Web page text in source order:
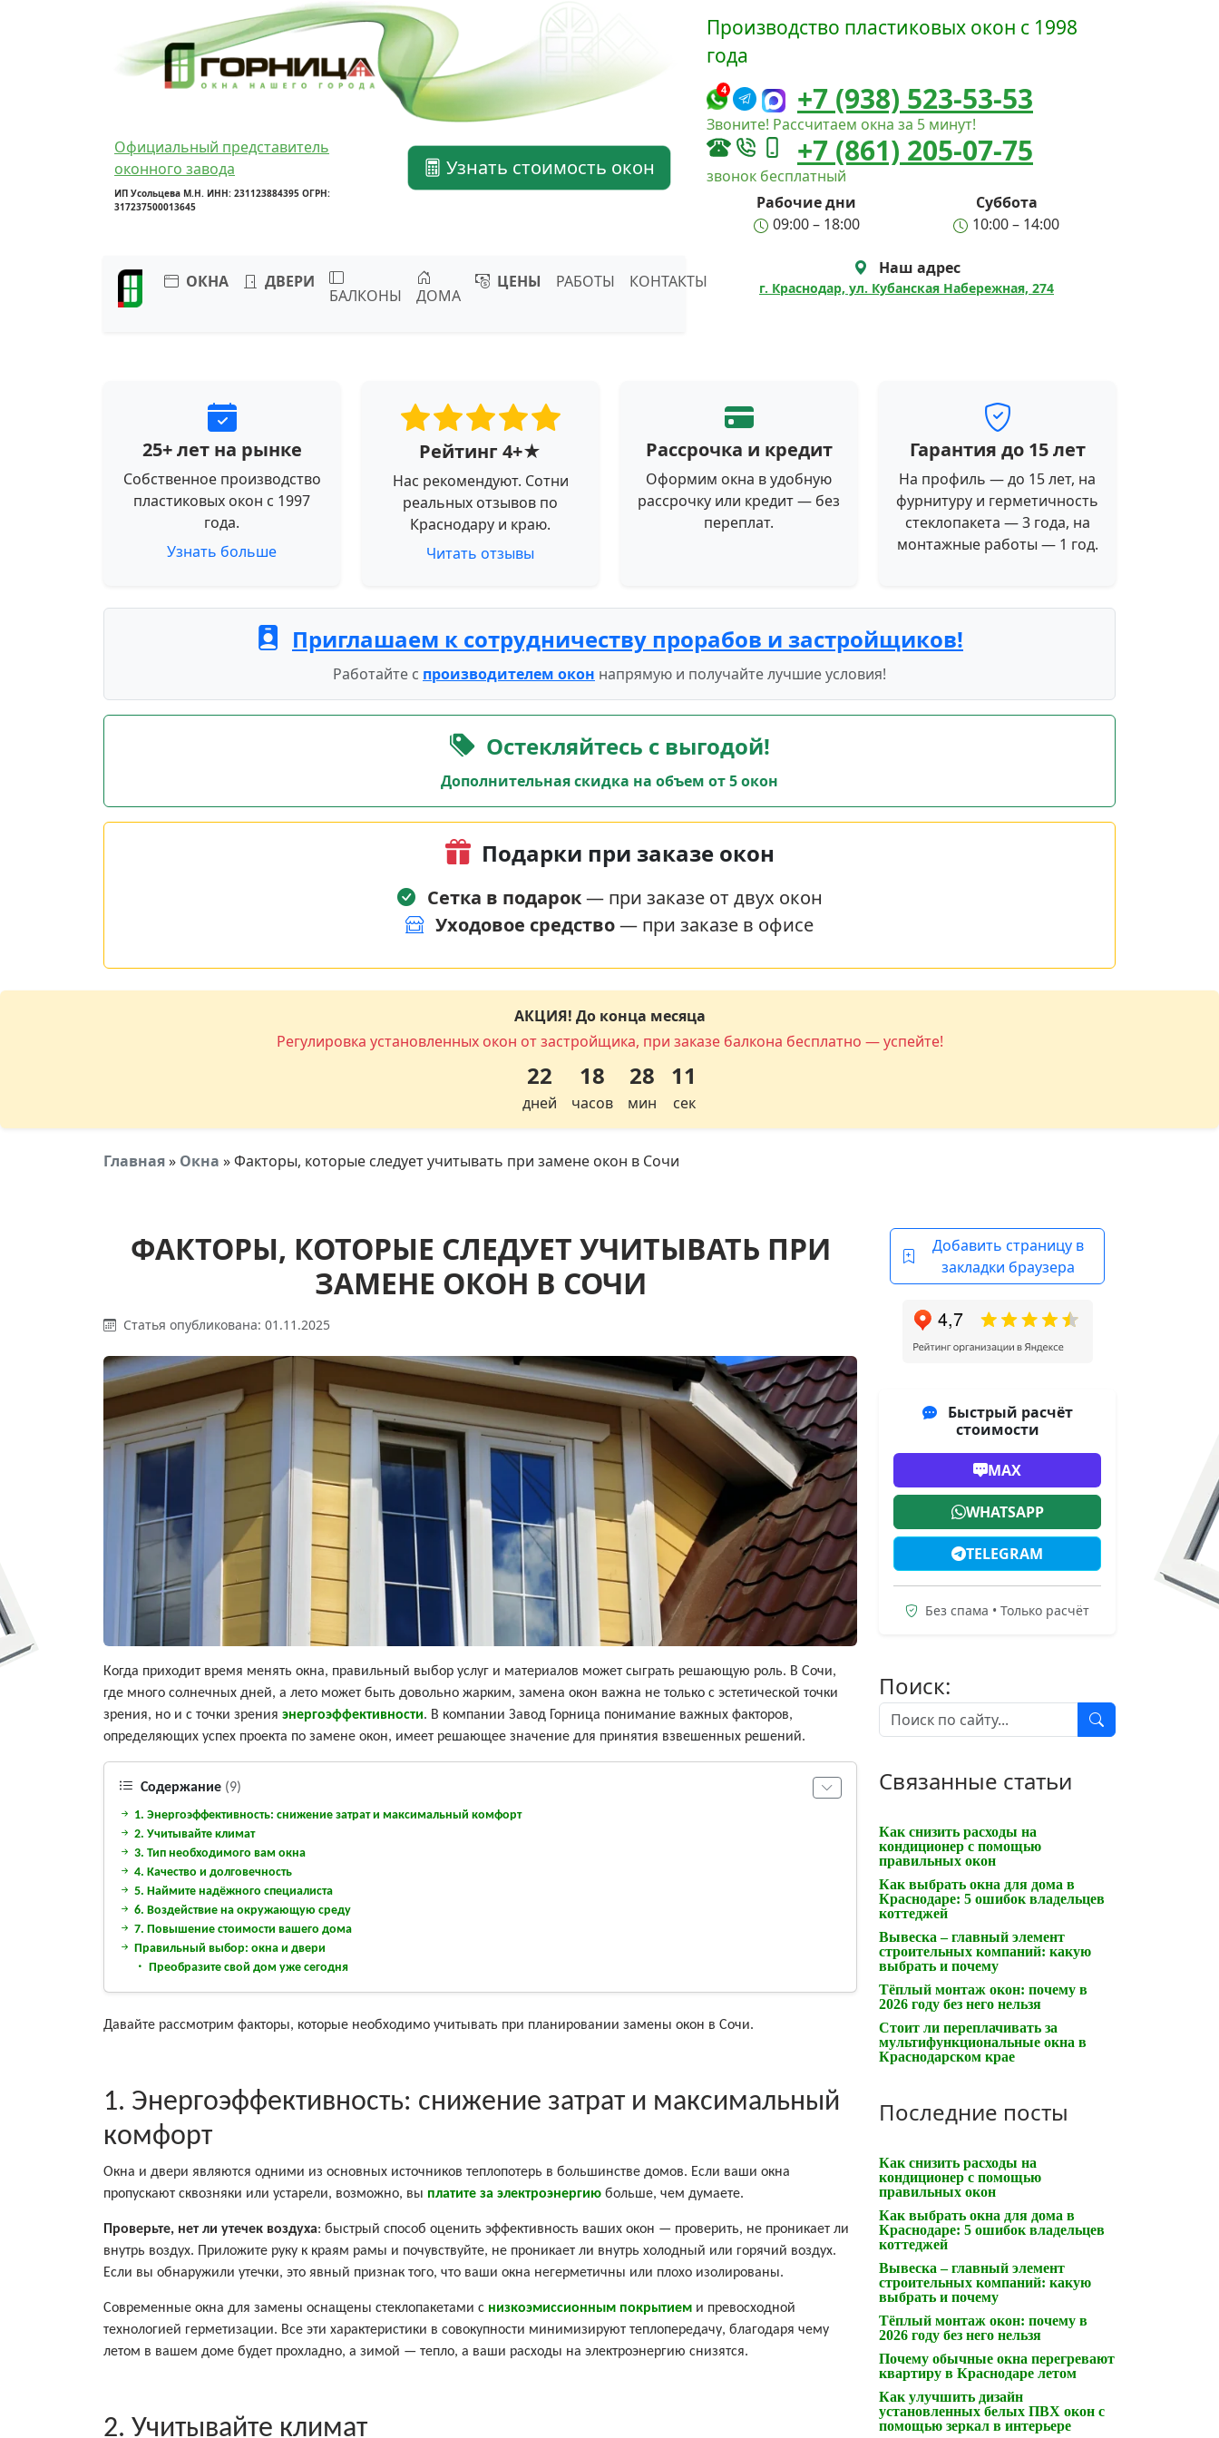
Официальный представитель
оконного завода
ИП Усольцева М.Н. ИНН: 231123884395 ОГРН:
317237500013645
Узнать стоимость окон
ОКНА ДВЕРИ
БАЛКОНЫ ДОМА
ЦЕНЫ РАБОТЫ КОНТАКТЫ
Производство пластиковых окон с 1998
года
4 +7 (938) 523-53-53
Звоните! Рассчитаем окна за 5 минут!
+7 (861) 205-07-75
звонок бесплатный
Рабочие дни
Суббота
09:00 – 18:00
10:00 – 14:00
Наш адрес
г. Краснодар, ул. Кубанская Набережная, 274
25+ лет на рынке
Собственное производство
пластиковых окон с 1997
года.
Узнать больше
Рейтинг 4+★
Нас рекомендуют. Сотни
реальных отзывов по
Краснодару и краю.
Читать отзывы
Рассрочка и кредит
Оформим окна в удобную
рассрочку или кредит — без
переплат.
Гарантия до 15 лет
На профиль — до 15 лет, на
фурнитуру и герметичность
стеклопакета — 3 года, на
монтажные работы — 1 год.
Приглашаем к сотрудничеству прорабов и застройщиков!
Работайте с производителем окон напрямую и получайте лучшие условия!
Остекляйтесь с выгодой!
Дополнительная скидка на объем от 5 окон
Подарки при заказе окон
Сетка в подарок— при заказе от двух окон
Уходовое средство— при заказе в офисе
АКЦИЯ! До конца месяца
Регулировка установленных окон от застройщика, при заказе балкона бесплатно — успейте!
22
дней
18
часов
28
мин
10
сек
Главная» Окна »Факторы, которые следует учитывать при замене окон в Сочи
ФАКТОРЫ, КОТОРЫЕ СЛЕДУЕТ УЧИТЫВАТЬ ПРИ
ЗАМЕНЕ ОКОН В СОЧИ
Статья опубликована: 01.11.2025
Когда приходит время менять окна, правильный выбор услуг и материалов может сыграть решающую роль. В Сочи,
где много солнечных дней, а лето может быть довольно жарким, замена окон важна не только с эстетической точки
зрения, но и с точки зрения энергоэффективности. В компании Завод Горница понимание важных факторов,
определяющих успех проекта по замене окон, имеет решающее значение для принятия взвешенных решений.
Содержание (9)
1. Энергоэффективность: снижение затрат и максимальный комфорт
2. Учитывайте климат
3. Тип необходимого вам окна
4. Качество и долговечность
5. Наймите надёжного специалиста
6. Воздействие на окружающую среду
7. Повышение стоимости вашего дома
Правильный выбор: окна и двери
Преобразите свой дом уже сегодня
Давайте рассмотрим факторы, которые необходимо учитывать при планировании замены окон в Сочи.
1. Энергоэффективность: снижение затрат и максимальный
комфорт
Окна и двери являются одними из основных источников теплопотерь в большинстве домов. Если ваши окна
пропускают сквозняки или устарели, возможно, вы платите за электроэнергию больше, чем думаете.
Проверьте, нет ли утечек воздуха: быстрый способ оценить эффективность ваших окон — проверить, не проникает ли
внутрь воздух. Приложите руку к краям рамы и почувствуйте, не проникает ли внутрь холодный или горячий воздух.
Если вы обнаружили утечки, это явный признак того, что ваши окна негерметичны или плохо изолированы.
Современные окна для замены оснащены стеклопакетами с низкоэмиссионным покрытием и превосходной
технологией герметизации. Все эти характеристики в совокупности минимизируют теплопередачу, благодаря чему
летом в вашем доме будет прохладно, а зимой — тепло, а ваши расходы на электроэнергию снизятся.
2. Учитывайте климат
Добавить страницу в
закладки браузера
Быстрый расчёт
стоимости
MAX
WHATSAPP
TELEGRAM
Без спама • Только расчёт
Поиск:
Связанные статьи
Как снизить расходы на
кондиционер с помощью
правильных окон
Как выбрать окна для дома в
Краснодаре: 5 ошибок владельцев
коттеджей
Вывеска – главный элемент
строительных компаний: какую
выбрать и почему
Тёплый монтаж окон: почему в
2026 году без него нельзя
Стоит ли переплачивать за
мультифункциональные окна в
Краснодарском крае
Последние посты
Как снизить расходы на
кондиционер с помощью
правильных окон
Как выбрать окна для дома в
Краснодаре: 5 ошибок владельцев
коттеджей
Вывеска – главный элемент
строительных компаний: какую
выбрать и почему
Тёплый монтаж окон: почему в
2026 году без него нельзя
Почему обычные окна перегревают
квартиру в Краснодаре летом
Как улучшить дизайн
установленных белых ПВХ окон с
помощью зеркал в интерьере